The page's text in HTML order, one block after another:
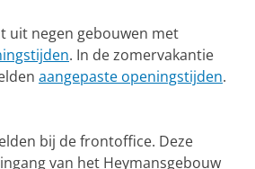
uit negen gebouwen met
. In de zomervakantie
aangepaste openingstijden.
bij de frontoffice. Deze
van het Heymansgebouw